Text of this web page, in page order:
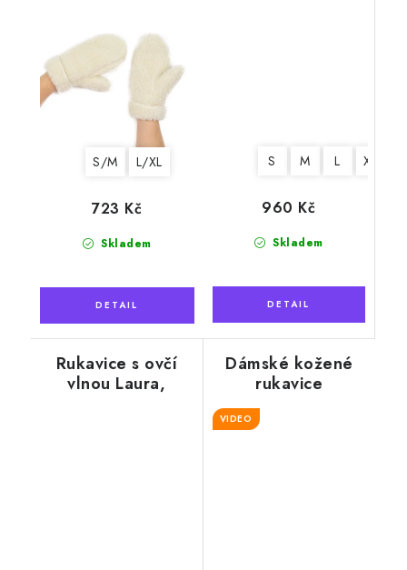
S/M L/XL
Skladem
723 Kč
S M L XL
Skladem
960 Kč
Rukavice s ovčí
vlnou Laura,
Dámské kožené
rukavice
"Exclusive", černé
s kožešinou
VIDEO